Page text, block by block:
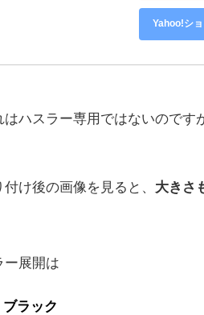
Yahoo!シ
はハスラー専用ではないのです
付け後の画像を見ると、 大きさ
ー展開は
ブラック